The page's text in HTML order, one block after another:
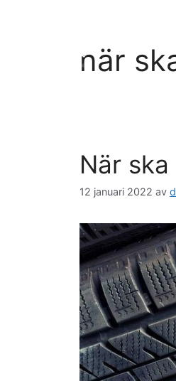
när
När
12 januari 2022 av